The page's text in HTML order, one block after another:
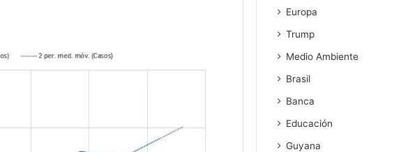
Europa
Trump
Medio Ambiente
Brasil
Banca
Educación
Guyana